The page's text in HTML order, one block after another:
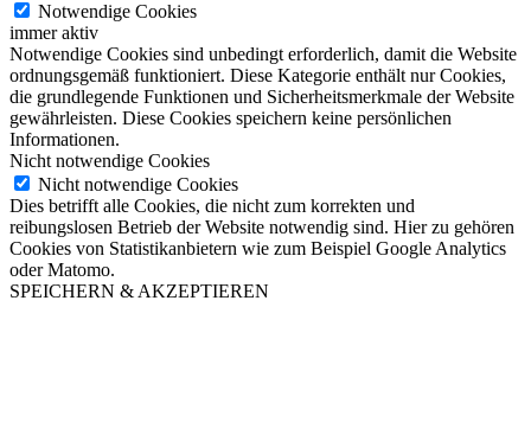
Notwendige Cookies
immer aktiv
Notwendige Cookies sind unbedingt erforderlich, damit die Website
ordnungsgemäß funktioniert. Diese Kategorie enthält nur Cookies,
die grundlegende Funktionen und Sicherheitsmerkmale der Website
gewährleisten. Diese Cookies speichern keine persönlichen
Informationen.
Nicht notwendige Cookies
Nicht notwendige Cookies
Dies betrifft alle Cookies, die nicht zum korrekten und
reibungslosen Betrieb der Website notwendig sind. Hier zu gehören
Cookies von Statistikanbietern wie zum Beispiel Google Analytics
oder Matomo.
SPEICHERN & AKZEPTIEREN